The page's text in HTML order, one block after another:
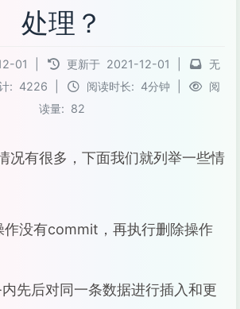
处理？
01 更新于 2021-12-01
无
: 4226 阅读时长: 4分钟
阅
读量: 82
况有很多，下面我们就列举一些情
作没有commit，再执行删除操作
先后对同一条数据进行插入和更